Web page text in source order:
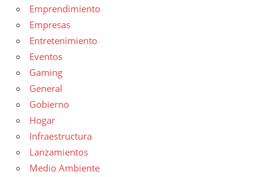
Emprendimiento
Empresas
Entretenimiento
Eventos
Gaming
General
Gobierno
Hogar
Infraestructura
Lanzamientos
Medio Ambiente